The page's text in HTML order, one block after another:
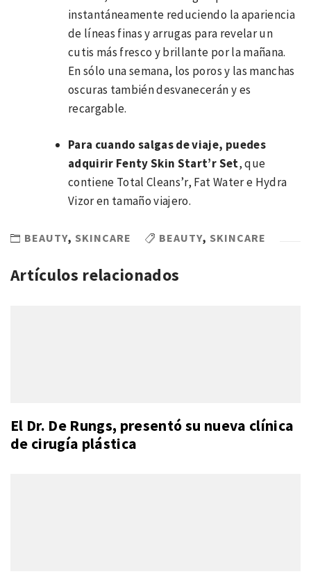
instantáneamente reduciendo la apariencia
de líneas finas y arrugas para revelar un
cutis más fresco y brillante por la mañana.
En sólo una semana, los poros y las manchas
oscuras también desvanecerán y es
recargable.
Para cuando salgas de viaje, puedes
adquirir Fenty Skin Start’r Set, que
contiene Total Cleans’r, Fat Water e Hydra
Vizor en tamaño viajero.
BEAUTY, SKINCARE BEAUTY, SKINCARE
Artículos relacionados
El Dr. De Rungs, presentó su nueva clínica
de cirugía plástica